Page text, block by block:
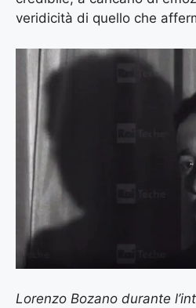
veridicità di quello che
Lorenzo Bozano durante